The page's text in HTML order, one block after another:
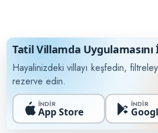
Tatil Villamda
Hayalinizdeki villayı keşfedin,
rezerve edin.
İNDİR
App Store
İNDİR